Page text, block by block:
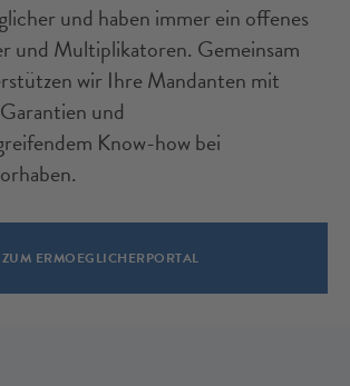
und haben immer ein offenes
und Multiplikatoren. Gemeinsam
wir Ihre Mandanten mit
und
Know-how bei
ZUM ERMOEGLICHERPORTAL